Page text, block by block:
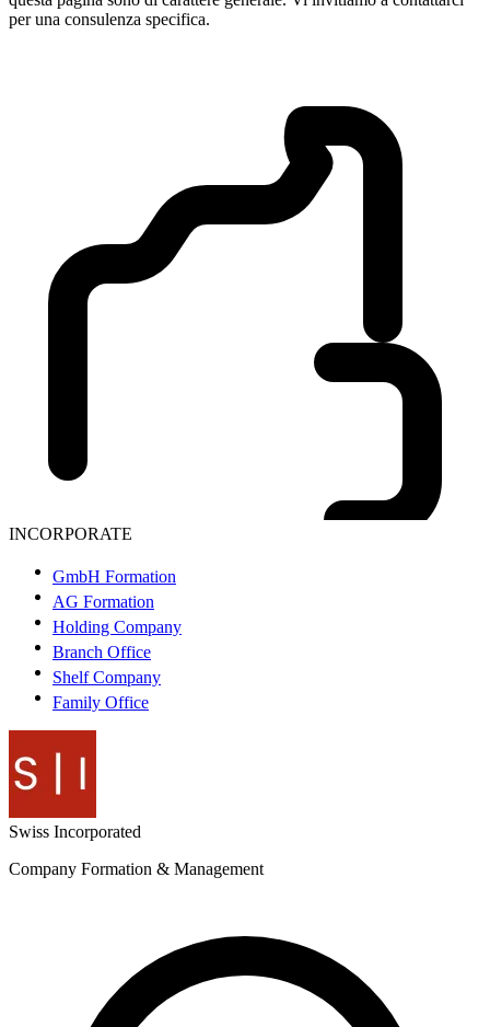
per una consulenza specifica.
INCORPORATE
GmbH Formation
AG Formation
Holding Company
Branch Office
Shelf Company
Family Office
Swiss Incorporated
Company Formation & Management